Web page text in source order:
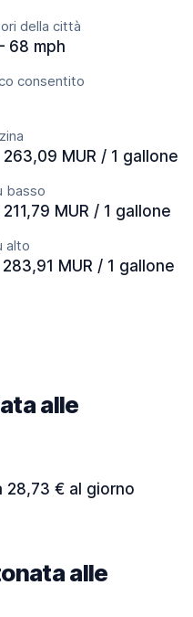
della città
68 mph
consentito
MUR / 1 gallone
basso
MUR / 1 gallone
alto
MUR / 1 gallone
alle
28,73 € al giorno
alle